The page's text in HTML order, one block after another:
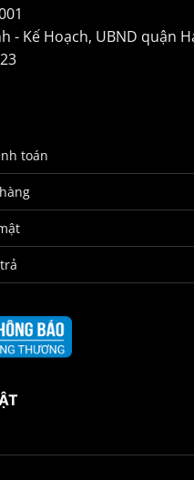
- Kế Hoạch, UBND quận
toán